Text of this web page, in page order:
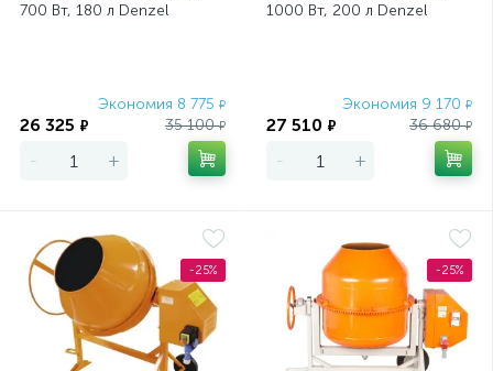
700 Вт, 180 л Denzel
Экономия 8 775 ₽
26 325 ₽ 35 100₽
- +
1000 Вт, 200 л Denzel
Экономия 9 170 ₽
27 510 ₽ 36 680₽
- +
-25% -25%